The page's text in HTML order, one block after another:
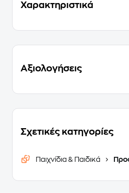
Χαρακτηριστικά
Αξιολογήσεις
Σχετικές κατηγορίες
Παιχνίδια & Παιδικά